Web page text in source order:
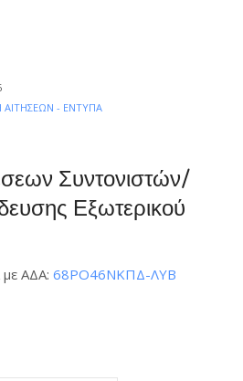
- ΈΝΤΥΠΑ
Συντονιστών/
Εξωτερικού
με ΑΔΑ: 68ΡΟ46ΝΚΠΔ-ΛΥΒ